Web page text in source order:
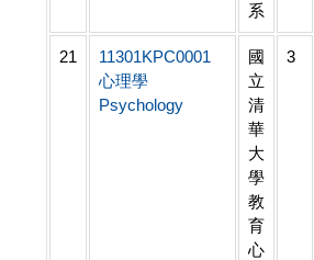
系
21
11301KPC0001
心理學
Psychology
國
立
清
華
大
學
教
育
心
3